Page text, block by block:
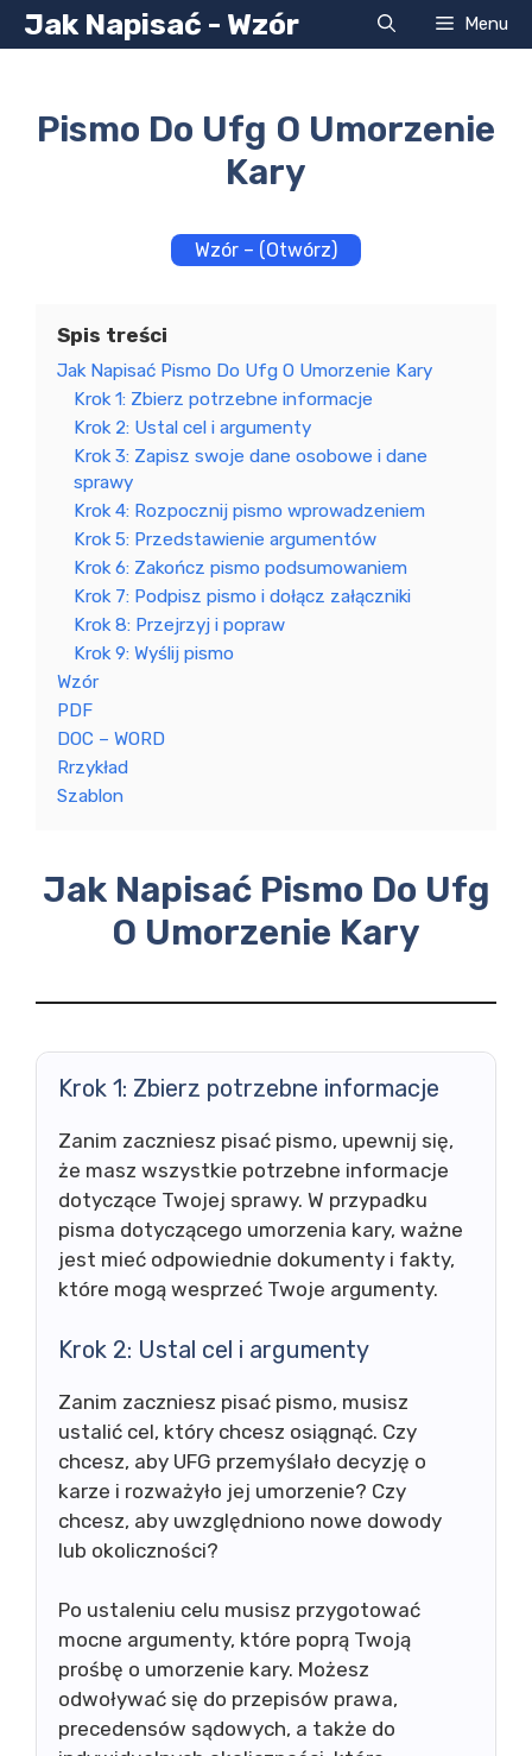
Przejdź
do
Jak Napisać - Wzór Menu
Pismo Do Ufg O Umorzenie
Kary
Wzór – (Otwórz)
Spis treści
Jak Napisać Pismo Do Ufg O Umorzenie Kary
Krok 1: Zbierz potrzebne informacje
Krok 2: Ustal cel i argumenty
Krok 3: Zapisz swoje dane osobowe i dane
sprawy
Krok 4: Rozpocznij pismo wprowadzeniem
Krok 5: Przedstawienie argumentów
Krok 6: Zakończ pismo podsumowaniem
Krok 7: Podpisz pismo i dołącz załączniki
Krok 8: Przejrzyj i popraw
Krok 9: Wyślij pismo
Wzór
PDF
DOC – WORD
Rrzykład
Szablon
Jak Napisać Pismo Do Ufg
O Umorzenie Kary
Krok 1: Zbierz potrzebne informacje
Zanim zaczniesz pisać pismo, upewnij się,
że masz wszystkie potrzebne informacje
dotyczące Twojej sprawy. W przypadku
pisma dotyczącego umorzenia kary, ważne
jest mieć odpowiednie dokumenty i fakty,
które mogą wesprzeć Twoje argumenty.
Krok 2: Ustal cel i argumenty
Zanim zaczniesz pisać pismo, musisz
ustalić cel, który chcesz osiągnąć. Czy
chcesz, aby UFG przemyślało decyzję o
karze i rozważyło jej umorzenie? Czy
chcesz, aby uwzględniono nowe dowody
lub okoliczności?
Po ustaleniu celu musisz przygotować
mocne argumenty, które poprą Twoją
prośbę o umorzenie kary. Możesz
odwoływać się do przepisów prawa,
precedensów sądowych, a także do